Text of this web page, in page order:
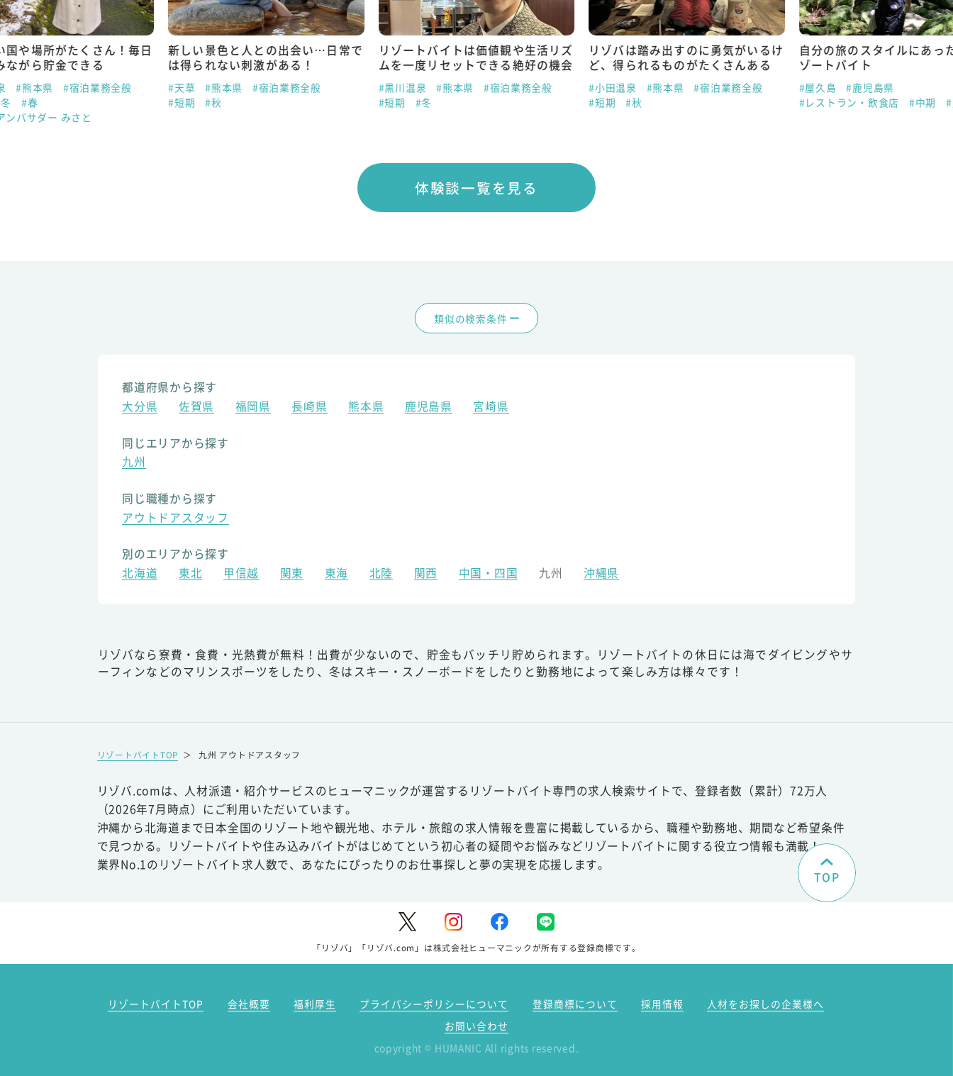
国や場所がたくさん！毎日
ながら貯金できる
#熊本県
#宿泊業務全般
#春
ンバサダー みさと
新しい景色と人との出会い…日常で
は得られない刺激がある！
#天草 #熊本県
#宿泊業務全般
#短期
#秋
リゾートバイトは価値観や生活リズ
ムを一度リセットできる絶好の機会
#黒川温泉 #熊本県
#宿泊業務全般
#短期
#冬
リゾバは踏み出すのに勇気がいるけ
ど、得られるものがたくさんある
#小田温泉 #熊本県
#宿泊業務全般
#短期
#秋
自分の旅のスタイルにあっ
ゾートバイト
#屋久島
#鹿児島県
#レストラン・飲食店
#中期
体験談一覧を見る
類似の検索条件
都道府県から探す
大分県
佐賀県 福岡県 長崎県 熊本県 鹿児島県 宮崎県
同じエリアから探す
九州
同じ職種から探す
アウトドアスタッフ
別のエリアから探す
北海道
東北 甲信越 関東 東海 北陸 関西 中国・四国 九州 沖縄県
リゾバなら寮費・食費・光熱費が無料！出費が少ないので、貯金もバッチリ貯められます。リゾートバイトの休日には海でダイビングやサ
ーフィンなどのマリンスポーツをしたり、冬はスキー・スノーボードをしたりと勤務地によって楽しみ方は様々です！
リゾートバイトTOP ＞ 九州 アウトドアスタッフ
リゾバ.comは、人材派遣・紹介サービスのヒューマニックが運営するリゾートバイト専門の求人検索サイトで、登録者数（累計）72万人
（2026年7月時点）にご利用いただいています。
沖縄から北海道まで日本全国のリゾート地や観光地、ホテル・旅館の求人情報を豊富に掲載しているから、職種や勤務地、期間など希望条件
で見つかる。リゾートバイトや住み込みバイトがはじめてという初心者の疑問やお悩みなどリゾートバイトに関する役立つ情報も満載！
業界No.1のリゾートバイト求人数で、あなたにぴったりのお仕事探しと夢の実現を応援します。
TOP
「リゾバ」「リゾバ.com」は株式会社ヒューマニックが所有する登録商標です。
リゾートバイトTOP 会社概要 福利厚生 プライバシーポリシーについて 登録商標について 採用情報
人材をお探しの企業様へ
お問い合わせ
copyright © HUMANIC All rights reserved.